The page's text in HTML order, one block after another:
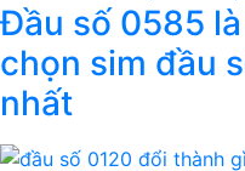
Đầu số 0585
chọn sim đầu
nhất